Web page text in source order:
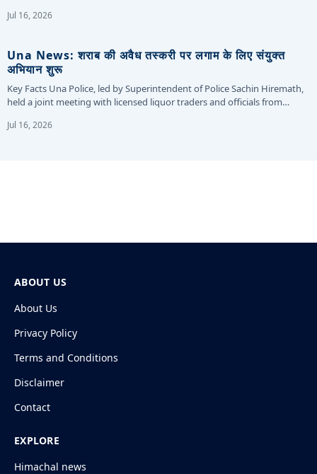
Jul 16, 2026
Una News: शराब की अवैध तस्करी पर लगाम के लिए संयुक्त
अभियान शुरू
Key Facts Una Police, led by Superintendent of Police Sachin Hiremath,
held a joint meeting with licensed liquor traders and officials from…
Jul 16, 2026
ABOUT US
About Us
Privacy Policy
Terms and Conditions
Disclaimer
Contact
EXPLORE
Himachal news